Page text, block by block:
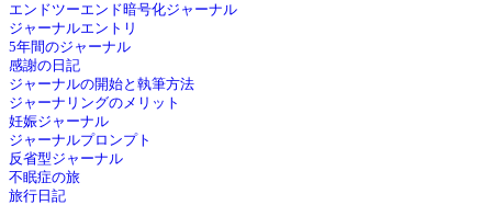
エンドツーエンド暗号化ジャーナル
ジャーナルエントリ
5年間のジャーナル
感謝の日記
ジャーナルの開始と執筆方法
ジャーナリングのメリット
妊娠ジャーナル
ジャーナルプロンプト
反省型ジャーナル
不眠症の旅
旅行日記